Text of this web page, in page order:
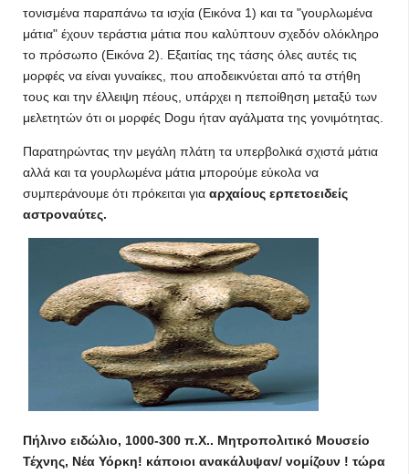
τονισμένα παραπάνω τα ισχία (Εικόνα 1) και τα "γουρλωμένα
μάτια" έχουν τεράστια μάτια που καλύπτουν σχεδόν ολόκληρο
το πρόσωπο (Εικόνα 2). Εξαιτίας της τάσης όλες αυτές τις
μορφές να είναι γυναίκες, που αποδεικνύεται από τα στήθη
τους και την έλλειψη πέους, υπάρχει η πεποίθηση μεταξύ των
μελετητών ότι οι μορφές Dogu ήταν αγάλματα της γονιμότητας.
Παρατηρώντας την μεγάλη πλάτη τα υπερβολικά σχιστά μάτια
αλλά και τα γουρλωμένα μάτια μπορούμε εύκολα να
συμπεράνουμε ότι πρόκειται για αρχαίους ερπετοειδείς
αστροναύτες.
Πήλινο ειδώλιο, 1000-300 π.Χ.. Μητροπολιτικό Μουσείο
Τέχνης, Νέα Υόρκη! κάποιοι ανακάλυψαν/ νομίζουν ! τώρα